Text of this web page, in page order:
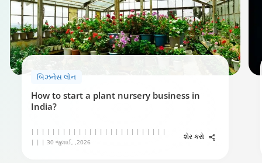
બિઝનેસ લોન
How to start a plant nursery business in
India?
| | | | | | | | | | | | | | | | | | | | | | | | | |
| | | 30 જુલાઈ, ,2026
શેર કરો